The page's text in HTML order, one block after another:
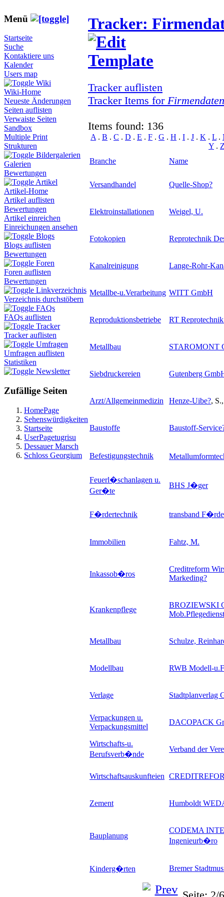
Menü
Startseite
Suche
Kontaktiere uns
Kalender
Users map
Wiki
Wiki-Home
Neueste Änderungen
Seiten auflisten
Verwaiste Seiten
Sandbox
Multiple Print
Strukturen
Bildergalerien
Galerien
Bewertungen
Artikel
Artikel-Home
Artikel auflisten
Bewertungen
Artikel einreichen
Einreichungen ansehen
Blogs
Blogs auflisten
Bewertungen
Foren
Foren auflisten
Bewertungen
Linkverzeichnis
Verzeichnis durchstöbern
FAQs
FAQs auflisten
Tracker
Tracker auflisten
Umfragen
Umfragen auflisten
Statistiken
Newsletter
Zufällige Seiten
HomePage
Sehenswürdigkeiten
Startseite
UserPagetugrisu
Dessauer Marsch
Schloss Georgium
Tracker:
Tracker auflisten
Tracker Items for
Items found: 136
A . B . C . D . E . F . G . H . I . J . K . L .
Y .
Branche
Name
Versandhandel Quelle-Shop?
Elektroinstallationen Weigel, U.
Fotokopien Reprotechnik
Kanalreinigung Lange-Rohr-
Metallbe-u.Verarbeitung WITT GmbH
Reproduktionsbetriebe RT
Metallbau STAROMONT
Siebdruckereien Gutenberg
Arzt/Allgemeinmedizin Henze-Uibe?,
Baustoffe Baustoff-Service
Befestigungstechnik
Feuerl�schanlagen u.
Ger�te
BHS J�ger
F�rdertechnik transband
Immobilien Fahtz, M.
Inkassob�ros
Creditreform
Markeding?
Krankenpflege
BROZIEWSKI
Metallbau Schulze,
Modellbau RWB Modell-
Verlage Stadtplanverlag
Verpackungen u.
Verpackungsmittel
DACOPACK
Wirtschafts-u.
Berufsverb�nde
Verband der
Wirtschaftsauskunfteien
Zement Humboldt
Bauplanung
CODEMA
Ingenieurb�ro
Kinderg�rten Bremer